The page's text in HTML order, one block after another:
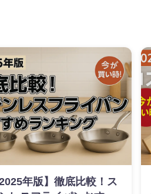
年版】徹底比較！ス